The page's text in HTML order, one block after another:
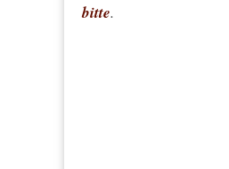
bitte.